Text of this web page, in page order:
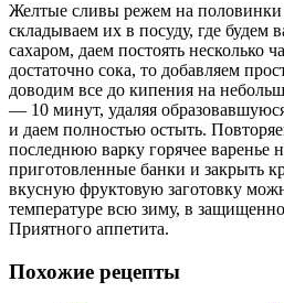
Желтые сливы режем на половинки
складываем их в посуду, где будем
сахаром, даем постоять несколько
достаточно сока, то добавляем
доводим все до кипения на
— 10 минут, удаляя
и даем полностью остыть.
последнюю варку горячее варенье
приготовленные банки и закрыть
вкусную фруктовую заготовку
температуре всю зиму, в
Приятного аппетита.
Похожие рецепты